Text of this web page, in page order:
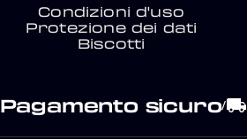
Condizioni d'uso
Protezione dei dati
Biscotti
Pagamento sicuro/local_shipping